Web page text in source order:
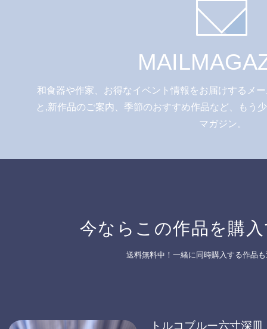
和食器や作家、お得なイベント情報をお届けするメ
と,新作品のご案内、季節のおすすめ作品など、もう
マガジン。
今ならこの作品を購
送料無料中！一緒に同時購入する作品
トルコブルー六寸深皿